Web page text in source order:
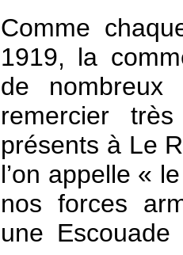
Comme
1919, la
de
remercier
présents à Le
l’on appelle «
nos forces
une Escouade